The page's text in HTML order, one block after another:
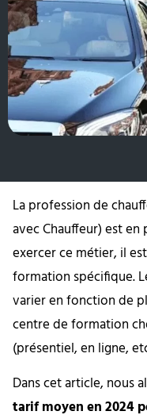
La profession de
avec Chauffeur) est
exercer ce métier, il
formation spécifique.
varier en fonction de
centre de formation
(présentiel, en ligne,
Dans cet article, nous
tarif moyen en 2024